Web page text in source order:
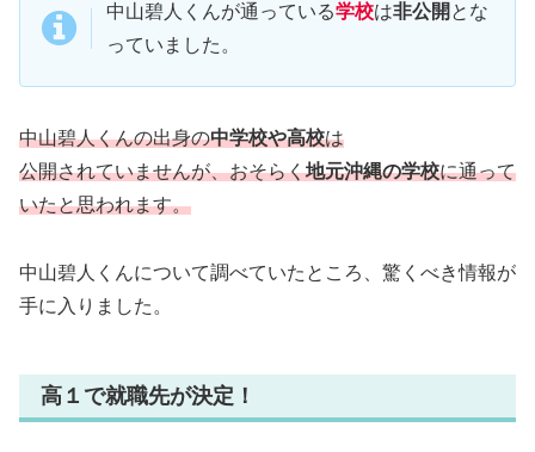
中山碧人くんが通っている学校は非公開 とな
っていました。
中山碧人くんの出身の中学校や高校は
公開されていませんが、おそらく地元沖縄の学校に通って
いたと思われます。
中山碧人くんについて調べていたところ、驚くべき情報が
手に入りました。
高１で就職先が決定！